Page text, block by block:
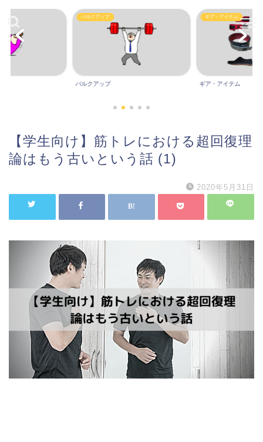
バルクアップ
バルクアップ
ギア・アイテム
ギア・アイテム
【学生向け】筋トレにおける超回復理
論はもう古いという話 (1)
2020年5月31日